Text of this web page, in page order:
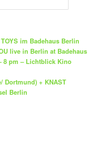
im Badehaus Berlin
live in Berlin at Badehaus
8 pm – Lichtblick Kino
Dortmund) + KNAST
Berlin